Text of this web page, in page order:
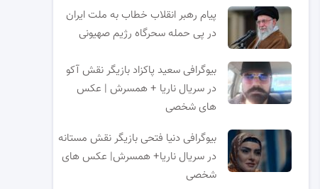
پیام رهبر انقلاب خطاب به ملت ایران
در پی حمله سحرگاه رژیم صهیونی
بیوگرافی سعید پاکزاد بازیگر نقش آکو
در سریال ناریا + همسرش | عکس
های شخصی
بیوگرافی دنیا فتحی بازیگر نقش مستانه
در سریال ناریا+ همسرش| عکس های
شخصی